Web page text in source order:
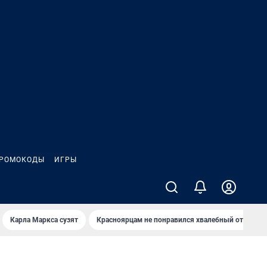
ИГРЫ
Карла Маркса сузят Красноярцам не понравился хвалебный отзыв о